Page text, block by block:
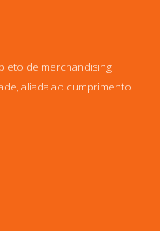
de merchandising
aliada ao cumprimento